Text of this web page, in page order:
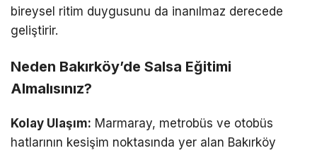
bireysel ritim duygusunu da inanılmaz derecede
geliştirir.
Neden Bakırköy’de Salsa Eğitimi
Almalısınız?
Kolay Ulaşım: Marmaray, metrobüs ve otobüs
hatlarının kesişim noktasında yer alan Bakırköy